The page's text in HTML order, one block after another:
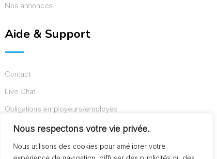
Nous respectons votre vie privée.
Nous utilisons des cookies pour améliorer votre
Nos annonces
Aide & Support
Contact
Live Chat
Obligations employeurs/employés
Conditions d’utilisation
Mentions légales